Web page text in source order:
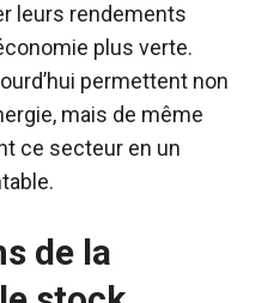
leurs rendements
plus verte.
permettent non
mais de même
ce secteur en un
de la